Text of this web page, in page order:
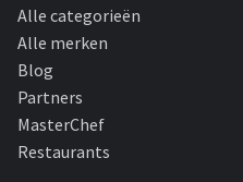
Alle categorieën
Alle merken
Blog
Partners
MasterChef
Restaurants